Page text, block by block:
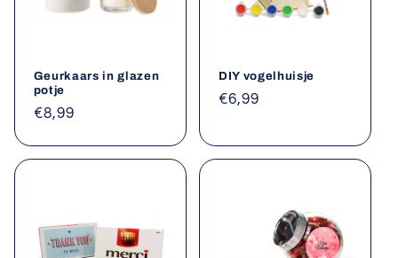
Geurkaars in glazen
potje
Normale
€8,99
DIY vogelhuisje
Normale
€6,99